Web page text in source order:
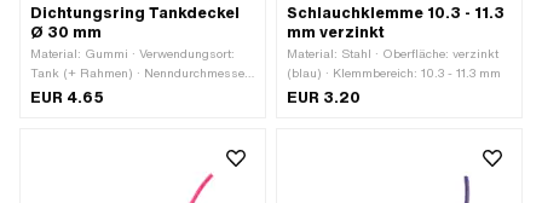
Dichtungsring Tankdeckel
Ø 30 mm
Material: Gummi · Verwendungsort:
Tank (+ Rahmen) · Nenndurchmesser:
30 mm · Ø innen: 29 mm · Ø aussen:
EUR 4.65
Schlauchklemme 10.3 - 11.3
mm verzinkt
Material: Stahl · Oberfläche: verzinkt
(blau) · Klemmbereich: 10.3 - 11.3 mm
EUR 3.20